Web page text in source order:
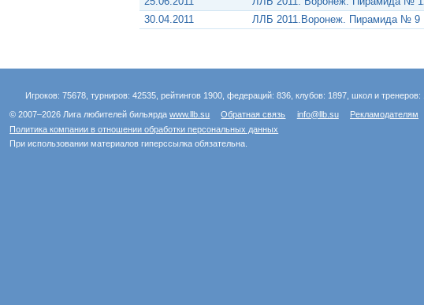
30.04.2011
ЛЛБ 2011.Воронеж. Пирамида № 9
Игроков: 75678, турниров: 42535, рейтингов 1900, федераций: 836, клубов: 1897, школ и
© 2007–2026 Лига любителей бильярдаwww.llb.su Обратная связь info@llb.su
Рекламодателям
Политика компании в отношении обработки персональных данных
При использовании материалов гиперссылка обязательна.